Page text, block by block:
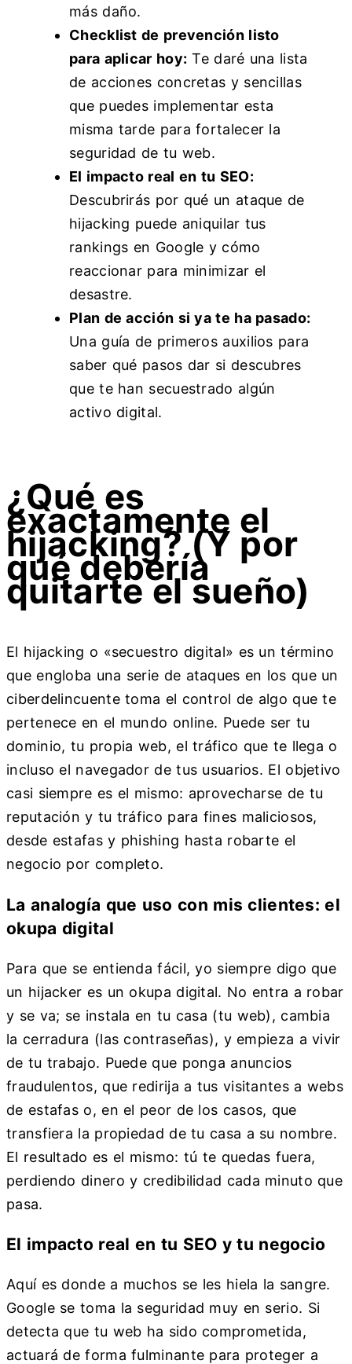
más daño.
Checklist de prevención listo
para aplicar hoy: Te daré una lista
de acciones concretas y sencillas
que puedes implementar esta
misma tarde para fortalecer la
seguridad de tu web.
El impacto real en tu SEO:
Descubrirás por qué un ataque de
hijacking puede aniquilar tus
rankings en Google y cómo
reaccionar para minimizar el
desastre.
Plan de acción si ya te ha pasado:
Una guía de primeros auxilios para
saber qué pasos dar si descubres
que te han secuestrado algún
activo digital.
¿Qué es
exactamente el
hijacking? (Y por
qué debería
quitarte el sueño)
El hijacking o «secuestro digital» es un término
que engloba una serie de ataques en los que un
ciberdelincuente toma el control de algo que te
pertenece en el mundo online. Puede ser tu
dominio, tu propia web, el tráfico que te llega o
incluso el navegador de tus usuarios. El objetivo
casi siempre es el mismo: aprovecharse de tu
reputación y tu tráfico para fines maliciosos,
desde estafas y phishing hasta robarte el
negocio por completo.
La analogía que uso con mis clientes: el
okupa digital
Para que se entienda fácil, yo siempre digo que
un hijacker es un okupa digital. No entra a robar
y se va; se instala en tu casa (tu web), cambia
la cerradura (las contraseñas), y empieza a vivir
de tu trabajo. Puede que ponga anuncios
fraudulentos, que redirija a tus visitantes a webs
de estafas o, en el peor de los casos, que
transfiera la propiedad de tu casa a su nombre.
El resultado es el mismo: tú te quedas fuera,
perdiendo dinero y credibilidad cada minuto que
pasa.
El impacto real en tu SEO y tu negocio
Aquí es donde a muchos se les hiela la sangre.
Google se toma la seguridad muy en serio. Si
detecta que tu web ha sido comprometida,
actuará de forma fulminante para proteger a